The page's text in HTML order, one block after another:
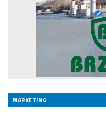
MARKETING